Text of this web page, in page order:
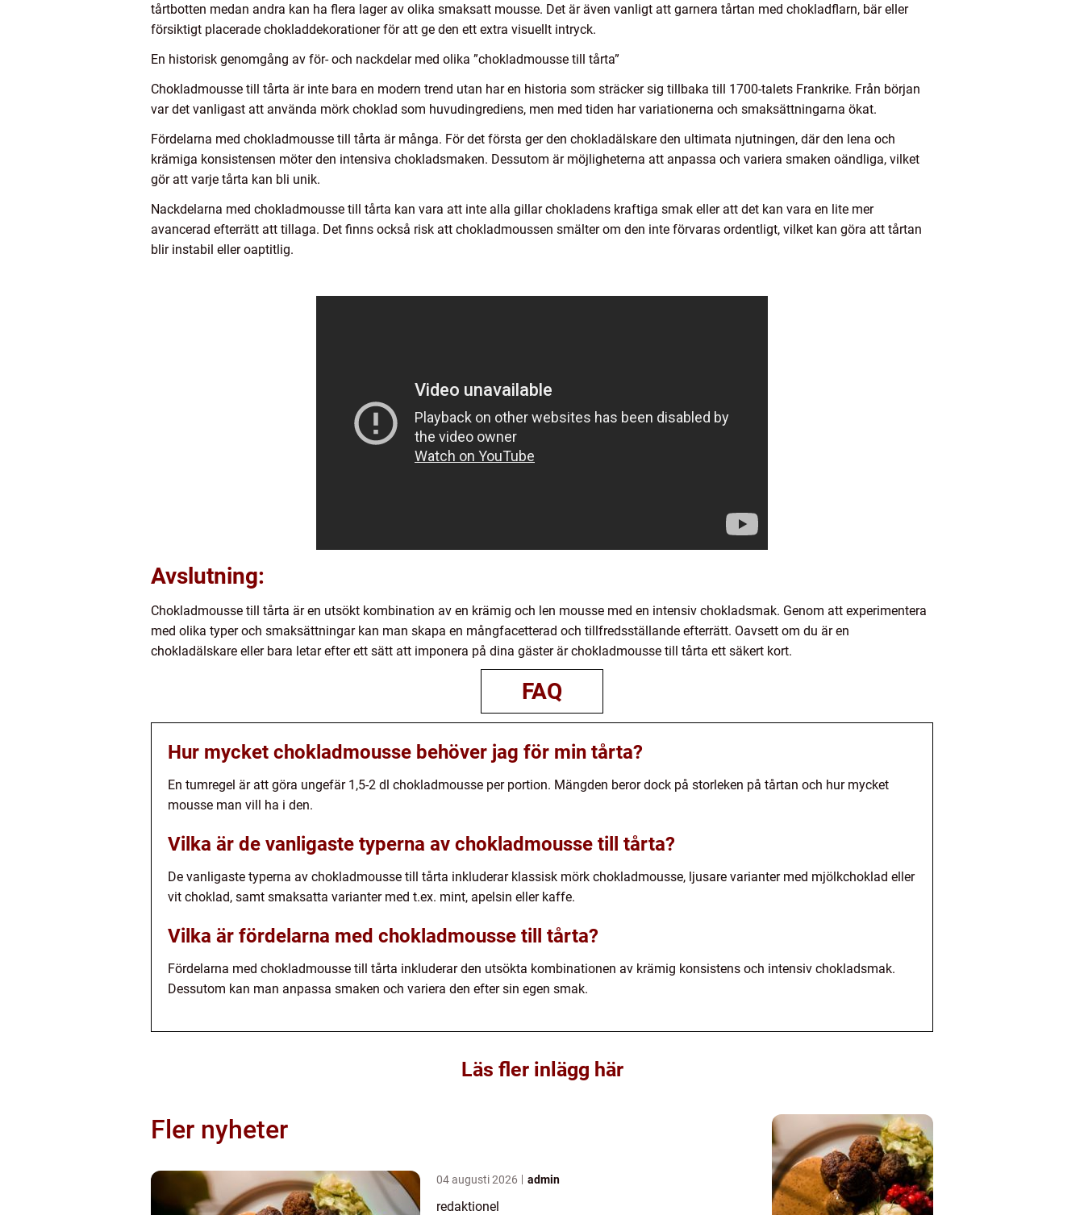
tårtbotten medan andra kan ha flera lager av olika smaksatt mousse. Det är även vanligt att garnera tårtan med chokladflarn, bär eller
försiktigt placerade chokladdekorationer för att ge den ett extra visuellt intryck.
En historisk genomgång av för- och nackdelar med olika ”chokladmousse till tårta”
Chokladmousse till tårta är inte bara en modern trend utan har en historia som sträcker sig tillbaka till 1700-talets Frankrike. Från början
var det vanligast att använda mörk choklad som huvudingrediens, men med tiden har variationerna och smaksättningarna ökat.
Fördelarna med chokladmousse till tårta är många. För det första ger den chokladälskare den ultimata njutningen, där den lena och
krämiga konsistensen möter den intensiva chokladsmaken. Dessutom är möjligheterna att anpassa och variera smaken oändliga, vilket
gör att varje tårta kan bli unik.
Nackdelarna med chokladmousse till tårta kan vara att inte alla gillar chokladens kraftiga smak eller att det kan vara en lite mer
avancerad efterrätt att tillaga. Det finns också risk att chokladmoussen smälter om den inte förvaras ordentligt, vilket kan göra att tårtan
blir instabil eller oaptitlig.
Avslutning:
Chokladmousse till tårta är en utsökt kombination av en krämig och len mousse med en intensiv chokladsmak. Genom att experimentera
med olika typer och smaksättningar kan man skapa en mångfacetterad och tillfredsställande efterrätt. Oavsett om du är en
chokladälskare eller bara letar efter ett sätt att imponera på dina gäster är chokladmousse till tårta ett säkert kort.
FAQ
Hur mycket chokladmousse behöver jag för min tårta?
En tumregel är att göra ungefär 1,5-2 dl chokladmousse per portion. Mängden beror dock på storleken på tårtan och hur mycket
mousse man vill ha i den.
Vilka är de vanligaste typerna av chokladmousse till tårta?
De vanligaste typerna av chokladmousse till tårta inkluderar klassisk mörk chokladmousse, ljusare varianter med mjölkchoklad eller
vit choklad, samt smaksatta varianter med t.ex. mint, apelsin eller kaffe.
Vilka är fördelarna med chokladmousse till tårta?
Fördelarna med chokladmousse till tårta inkluderar den utsökta kombinationen av krämig konsistens och intensiv chokladsmak.
Dessutom kan man anpassa smaken och variera den efter sin egen smak.
Läs fler inlägg här
Fler nyheter
04 augusti 2026 admin
redaktionel